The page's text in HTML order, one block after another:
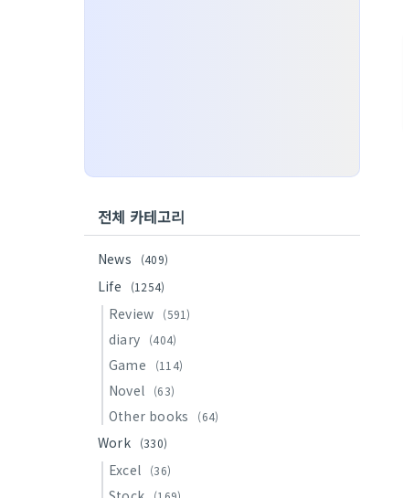
전체 카테고리
News (409)
Life (1254)
Review (591)
diary (404)
Game (114)
Novel (63)
Other books (64)
Work (330)
Excel (36)